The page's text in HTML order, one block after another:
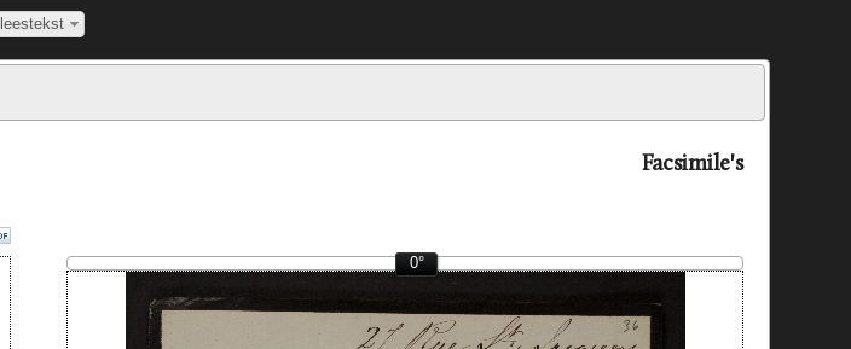
leestekst
Facsimile's
0°